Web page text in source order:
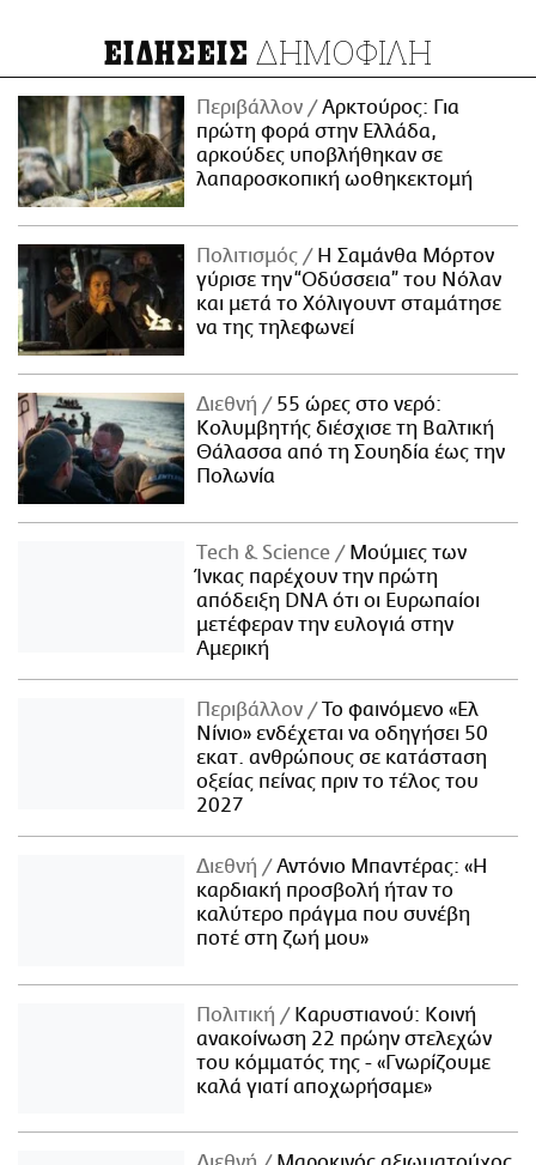
ΕΙΔΗΣΕΙΣ ΔΗΜΟΦΙΛΗ
Περιβάλλον
Αρκτούρος: Για
πρώτη φορά στην Ελλάδα,
αρκούδες υποβλήθηκαν σε
λαπαροσκοπική ωοθηκεκτομή
Πολιτισμός
Η Σαμάνθα Μόρτον
γύρισε την “Οδύσσεια” του Νόλαν
και μετά το Χόλιγουντ σταμάτησε
να της τηλεφωνεί
Διεθνή
55 ώρες στο νερό:
Κολυμβητής διέσχισε τη Βαλτική
Θάλασσα από τη Σουηδία έως την
Πολωνία
Τech & Science
Μούμιες των
Ίνκας παρέχουν την πρώτη
απόδειξη DNA ότι οι Ευρωπαίοι
μετέφεραν την ευλογιά στην
Αμερική
Περιβάλλον
Το φαινόμενο «Ελ
Νίνιο» ενδέχεται να οδηγήσει 50
εκατ. ανθρώπους σε κατάσταση
οξείας πείνας πριν το τέλος του
2027
Διεθνή
Αντόνιο Μπαντέρας: «Η
καρδιακή προσβολή ήταν το
καλύτερο πράγμα που συνέβη
ποτέ στη ζωή μου»
Πολιτική
Καρυστιανού: Κοινή
ανακοίνωση 22 πρώην στελεχών
του κόμματός της - «Γνωρίζουμε
καλά γιατί αποχωρήσαμε»